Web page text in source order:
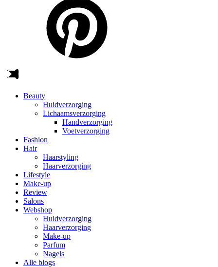
Beauty
Huidverzorging
Lichaamsverzorging
Handverzorging
Voetverzorging
Fashion
Hair
Haarstyling
Haarverzorging
Lifestyle
Make-up
Review
Salons
Webshop
Huidverzorging
Haarverzorging
Make-up
Parfum
Nagels
Alle blogs